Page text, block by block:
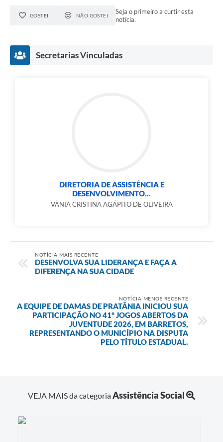
GOSTEI NÃO GOSTEI
Seja o primeiro a curtir esta
notícia.
Secretarias Vinculadas
DIRETORIA DE ASSISTÊNCIA E
DESENVOLVIMENTO...
VÂNIA CRISTINA AGÁPITO DE OLIVEIRA
NOTÍCIA MAIS RECENTE
DESENVOLVA SUA LIDERANÇA E FAÇA A
DIFERENÇA NA SUA CIDADE
NOTÍCIA MENOS RECENTE
A EQUIPE DE DAMAS DE PRATÂNIA INICIOU SUA
PARTICIPAÇÃO NO 41º JOGOS ABERTOS DA
JUVENTUDE 2026, EM BARRETOS,
REPRESENTANDO O MUNICÍPIO NA DISPUTA
PELO TÍTULO ESTADUAL.
VEJA MAIS da categoriaAssistência Social